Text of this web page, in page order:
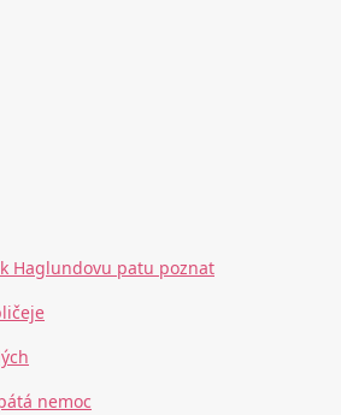
Haglundovu patu poznat
nemoc